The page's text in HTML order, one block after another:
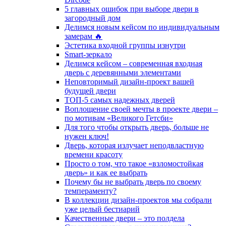
5 главных ошибок при выборе двери в
загородный дом
Делимся новым кейсом по индивидуальным
замерам 🔥
Эстетика входной группы изнутри
Smart-зеркало
Делимся кейсом – современная входная
дверь с деревянными элементами
Неповторимый дизайн-проект вашей
будущей двери
ТОП-5 самых надежных дверей
Воплощение своей мечты в проекте двери –
по мотивам «Великого Гетсби»
Для того чтобы открыть дверь, больше не
нужен ключ!
Дверь, которая излучает неподвластную
времени красоту
Просто о том, что такое «взломостойкая
дверь» и как ее выбрать
Почему бы не выбрать дверь по своему
темпераменту?
В коллекции дизайн-проектов мы собрали
уже целый бестиарий
Качественные двери – это полдела